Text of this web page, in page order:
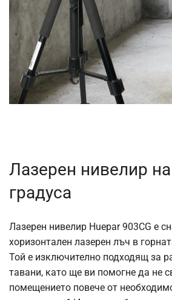
Лазерен нивелир
градуса
Лазерен нивелир Huepar 903CG е
хоризонтален лазерен лъч в
Той е изключително подходящ за
тавани, като ще ви помогне да не
помещението повече от